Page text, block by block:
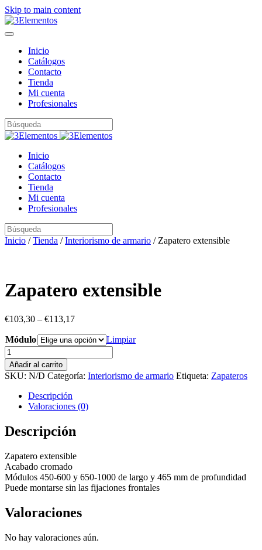
Skip to main content
Inicio
Catálogos
Contacto
Tienda
Mi cuenta
Profesionales
Inicio
Catálogos
Contacto
Tienda
Mi cuenta
Profesionales
Inicio /Tienda /Interiorismo de armario / Zapatero extensible
Zapatero extensible
€103,30 – €113,17
Módulo
Limpiar
Zapatero
extensible
cantidad
Añadir al carrito
SKU: N/D Categoría: Interiorismo de armario Etiqueta: Zapateros
Descripción
Valoraciones (0)
Descripción
Zapatero extensible
Acabado cromado
Módulos 450-600 y 650-1000 de largo y 465 mm de profundidad
Puede montarse sin las fijaciones frontales
Valoraciones
No hay valoraciones aún.